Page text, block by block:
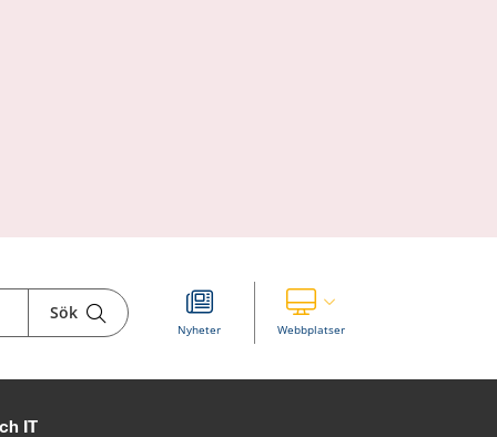
Sök
Nyheter WebbplatserVisa våra andra webbplatser
IT